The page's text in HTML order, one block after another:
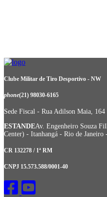
Clube Militar de Tiro Desportivo - NW
phone(21) 98030-6165
Sede Fiscal - Rua Adilson Maia,
ESTANDEAv. Engenheiro Souza
Center) - Itanhangá - Rio de Janeiro
CR 132278 / 1ª RM
CNPJ 15.573.588/0001-40